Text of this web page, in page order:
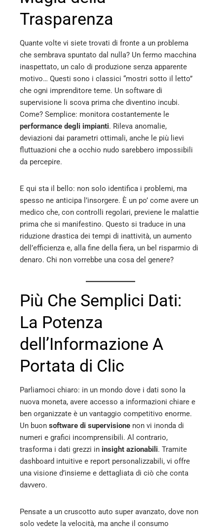
Trasparenza
Quante volte vi siete trovati di fronte a un problema
che sembrava spuntato dal nulla? Un fermo macchina
inaspettato, un calo di produzione senza apparente
motivo… Questi sono i classici “mostri sotto il letto”
che ogni imprenditore teme. Un software di
supervisione li scova prima che diventino incubi.
Come? Semplice: monitora costantemente le
performance degli impianti. Rileva anomalie,
deviazioni dai parametri ottimali, anche le più lievi
fluttuazioni che a occhio nudo sarebbero impossibili
da percepire.
E qui sta il bello: non solo identifica i problemi, ma
spesso ne anticipa l’insorgere. È un po’ come avere un
medico che, con controlli regolari, previene le malattie
prima che si manifestino. Questo si traduce in una
riduzione drastica dei tempi di inattività, un aumento
dell’efficienza e, alla fine della fiera, un bel risparmio di
denaro. Chi non vorrebbe una cosa del genere?
Più Che Semplici Dati:
La Potenza
dell’Informazione A
Portata di Clic
Parliamoci chiaro: in un mondo dove i dati sono la
nuova moneta, avere accesso a informazioni chiare e
ben organizzate è un vantaggio competitivo enorme.
Un buon software di supervisione non vi inonda di
numeri e grafici incomprensibili. Al contrario,
trasforma i dati grezzi in insight azionabili. Tramite
dashboard intuitive e report personalizzabili, vi offre
una visione d’insieme e dettagliata di ciò che conta
davvero.
Pensate a un cruscotto auto super avanzato, dove non
solo vedete la velocità, ma anche il consumo